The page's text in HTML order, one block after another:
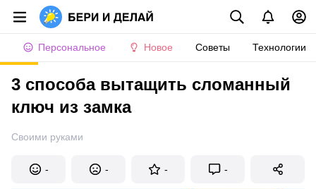
Персональное Новое Советы Технологии
3 способа вытащить сломанный
ключ из замка
Своими руками
- - - -